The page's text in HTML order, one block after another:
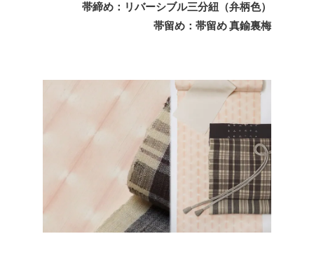
帯締め：リバーシブル三分紐（弁柄色）
帯留め：帯留め 真鍮裏梅